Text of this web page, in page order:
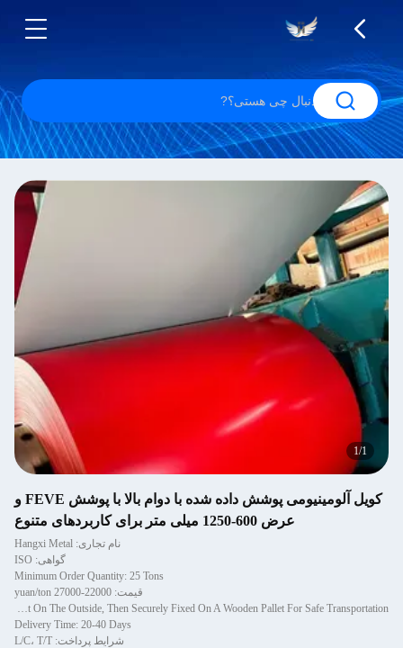
1/1
کویل آلومینیومی پوشش داده شده با دوام بالا با پوشش FEVE و
عرض 600-1250 میلی متر برای کاربردهای متنوع
نام تجاری: Hangxi Metal
گواهی: ISO
Minimum Order Quantity: 25 Tons
قیمت: 22000-27000 yuan/ton
Packaging Details: Packed With Moisture-proof Paper On The Inside And Protected With An Iron Sheet On The Outside, Then Securely Fixed On A Wooden Pallet For Safe Transportation.
Delivery Time: 20-40 Days
شرایط پرداخت: L/C، T/T